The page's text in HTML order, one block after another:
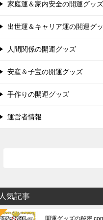
家庭運＆家内安全の開運グッズ
出世運＆キャリア運の開運グ
人間関係の開運グッズ
安産＆子宝の開運グッズ
手作りの開運グッズ
運営者情報
人気記事
開運グッズの秘密